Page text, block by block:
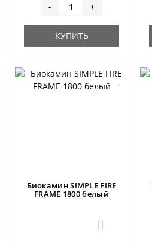
- +
КУПИТЬ
Биокамин SIMPLE FIRE
FRAME 1800 белый
0